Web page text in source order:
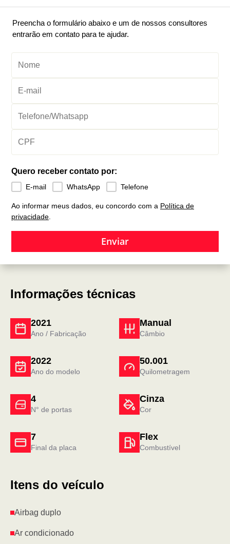
Preencha o formulário abaixo e um de nossos consultores
entrarão em contato para te ajudar.
Quero receber contato por:
E-mail WhatsApp Telefone
Ao informar meus dados, eu concordo com a Política de
privacidade.
Enviar
Informações técnicas
2021
Ano / Fabricação
Manual
Câmbio
4
N° de portas
Cinza
Cor
2022
Ano do modelo
50.001
Quilometragem
7
Final da placa
Flex
Combustível
Itens do veículo
Airbag duplo
Ar condicionado